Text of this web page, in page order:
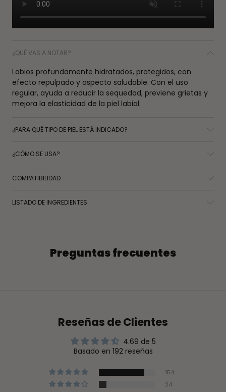
¿QUÉ VAS A NOTAR?
Labios profundamente hidratados, protegidos, con
efecto repulpado y aspecto saludable. Con el uso
regular, ayuda a reducir la sequedad, previene grietas y
mejora la elasticidad de la piel labial.
¿PARA QUÉ TIPO DE PIEL ESTÁ INDICADO?
¿CÓMO SE USA?
COMPATIBILIDAD
LISTADO DE INGREDIENTES
Preguntas frecuentes
Reseñas de Clientes
4.69 de 5
Basado en 192 reseñas
154
24